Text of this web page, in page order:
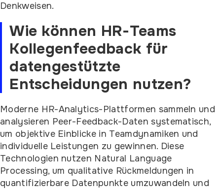
Denkweisen.
Wie können HR-Teams
Kollegenfeedback für
datengestützte
Entscheidungen nutzen?
Moderne HR-Analytics-Plattformen sammeln und
analysieren Peer-Feedback-Daten systematisch,
um objektive Einblicke in Teamdynamiken und
individuelle Leistungen zu gewinnen. Diese
Technologien nutzen Natural Language
Processing, um qualitative Rückmeldungen in
quantifizierbare Datenpunkte umzuwandeln und